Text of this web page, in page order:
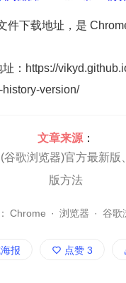
件下载地址，是
：https://
version/
文章来源 ：
谷歌浏览器)官方最新版
版方法
Chrome · 浏览器 · 谷歌
报 点赞 3